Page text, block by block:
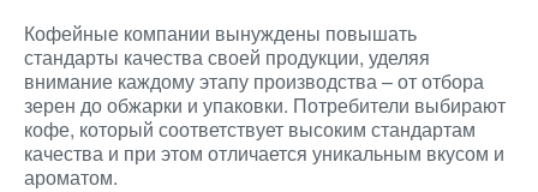
Кофейные компании вынуждены повышать
стандарты качества своей продукции, уделяя
внимание каждому этапу производства – от отбора
зерен до обжарки и упаковки. Потребители выбирают
кофе, который соответствует высоким стандартам
качества и при этом отличается уникальным вкусом и
ароматом.